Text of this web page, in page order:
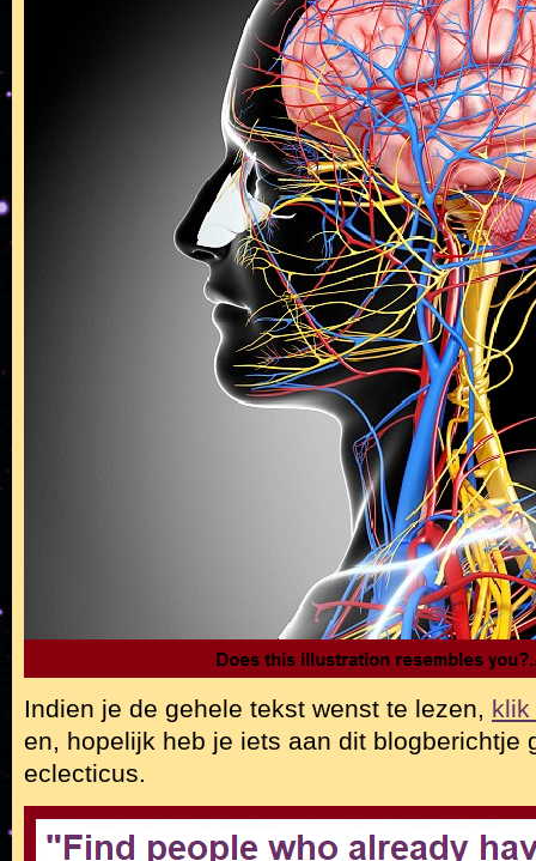
Indien je de gehele tekst wenst te lezen, klik
en, hopelijk heb je iets aan dit blogberichtje
eclecticus.